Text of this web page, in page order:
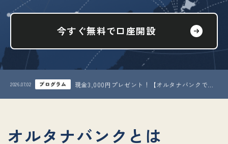
今すぐ無料で口座開設
2026.07.02 プログラム 現金3,000円プレゼント！【オルタナバンクで投資デビュー】「初回投資応援プログラム」開催中！
オルタナバンクとは